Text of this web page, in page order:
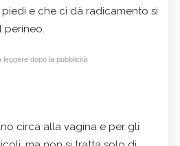
e che ci dà radicamento si
perineo.
leggere dopo la pubblicità
circa alla vagina e per gli